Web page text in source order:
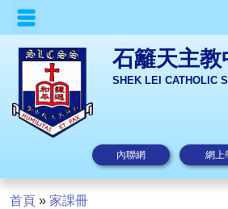
石籬天主教
SHEK LEI CATHOLIC
內聯網 網上
首頁 » 家課冊